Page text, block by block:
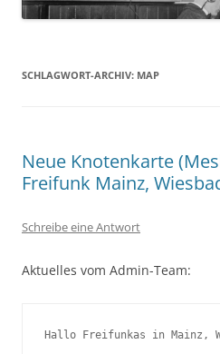
SCHLAGWORT-ARCHIV: MAP
Neue Knotenkarte
Freifunk Mainz,
Schreibe eine Antwort
Aktuelles vom Admin-Team:
Hallo Freifunkas in Mainz,